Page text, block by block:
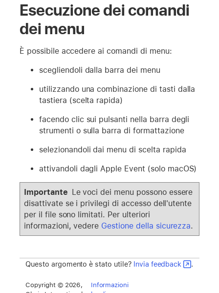
Esecuzione dei comandi
dei menu
È possibile accedere ai comandi di menu:
scegliendoli dalla barra dei menu
utilizzando una combinazione di tasti dalla
tastiera (scelta rapida)
facendo clic sui pulsanti nella barra degli
strumenti o sulla barra di formattazione
selezionandoli dai menu di scelta rapida
attivandoli dagli Apple Event (solo macOS)
Importante Le voci dei menu possono essere
disattivate se i privilegi di accesso dell'utente
per il file sono limitati. Per ulteriori
informazioni, vedere Gestione della sicurezza.
Questo argomento è stato utile? Invia feedback .
Copyright © 2026,
Informazioni